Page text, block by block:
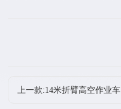
上一款:14米折臂高空作业车